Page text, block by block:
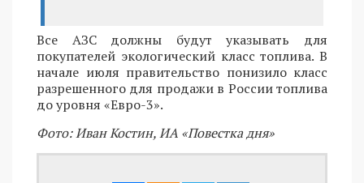
Все АЗС должны будут указывать для
покупателей экологический класс топлива. В
начале июля правительство понизило класс
разрешенного для продажи в России топлива
до уровня «Евро-3».
Фото: Иван Костин, ИА «Повестка дня»